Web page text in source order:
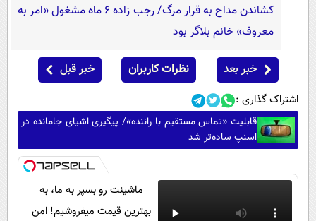
کشاندن مداح به قرار مرگ/ رجب زاده 6 ماه مشغول «امر به
معروف» خانم بلاگر بود
خبر بعد نظرات کاربران خبر قبل
اشتراک گذاری :
قابلیت «تماس مستقیم با راننده»/ پیگیری اشیای جامانده در
اسنپ ساده‌تر شد
ماشینت رو بسپر به ما، به
بهترین قیمت میفروشیم! امن